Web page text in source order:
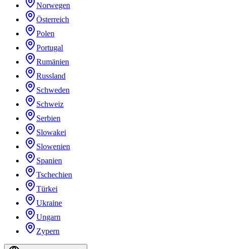
Norwegen
Österreich
Polen
Portugal
Rumänien
Russland
Schweden
Schweiz
Serbien
Slowakei
Slowenien
Spanien
Tschechien
Türkei
Ukraine
Ungarn
Zypern